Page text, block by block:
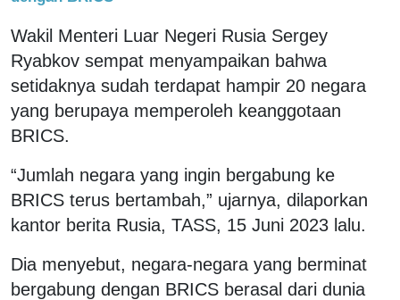
Wakil Menteri Luar Negeri Rusia Sergey
Ryabkov sempat menyampaikan bahwa
setidaknya sudah terdapat hampir 20 negara
yang berupaya memperoleh keanggotaan
BRICS.
“Jumlah negara yang ingin bergabung ke
BRICS terus bertambah,” ujarnya, dilaporkan
kantor berita Rusia, TASS, 15 Juni 2023 lalu.
Dia menyebut, negara-negara yang berminat
bergabung dengan BRICS berasal dari dunia